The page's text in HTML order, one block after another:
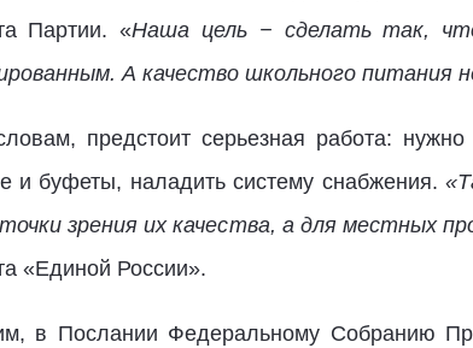
Партии. «Наша цель − сделать так,
А качество школьного питания
предстоит серьезная работа:
и буфеты, наладить систему снабжения.
зрения их качества, а для местных
«Единой России».
в Послании Федеральному Собранию